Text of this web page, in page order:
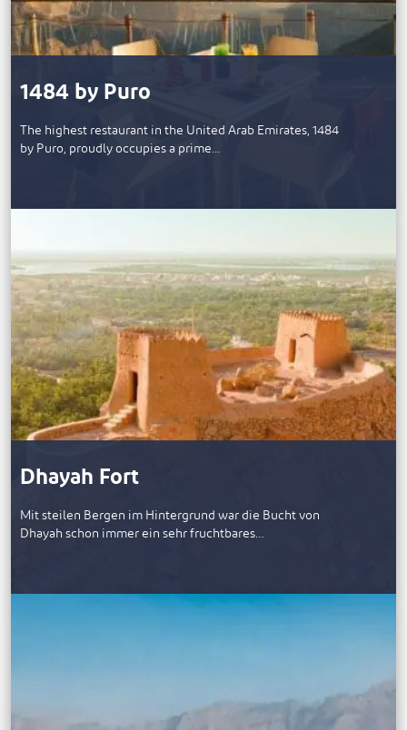
1484 by Puro
The highest restaurant in the United Arab Emirates, 1484
by Puro, proudly occupies a prime…
Dhayah Fort
Mit steilen Bergen im Hintergrund war die Bucht von
Dhayah schon immer ein sehr fruchtbares…